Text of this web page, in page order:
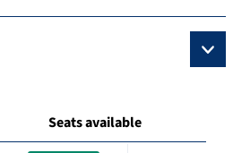
Seats available